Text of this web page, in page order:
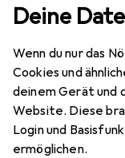
Deine
Wenn du nur das
Cookies und
deinem Gerät und
Website. Diese
Login und
ermöglichen.
Erima
EUR
25,94